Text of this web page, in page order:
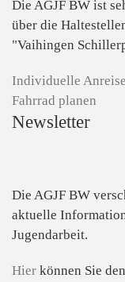
Die AGJF BW ist
über die
"Vaihingen
Individuelle
Fahrrad planen
Newsletter
Die AGJF BW
aktuelle
Jugendarbeit.
Hier können Sie